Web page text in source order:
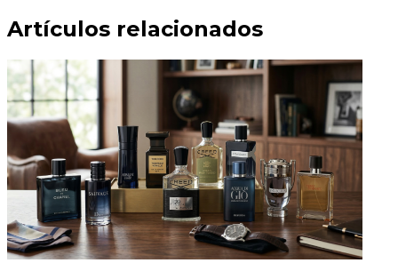
Artículos relacionados